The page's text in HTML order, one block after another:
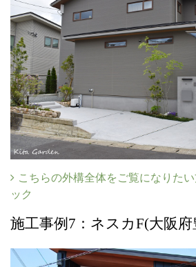
こちらの外構全体をご覧になりた
ック
施工事例7：ネスカF(大阪